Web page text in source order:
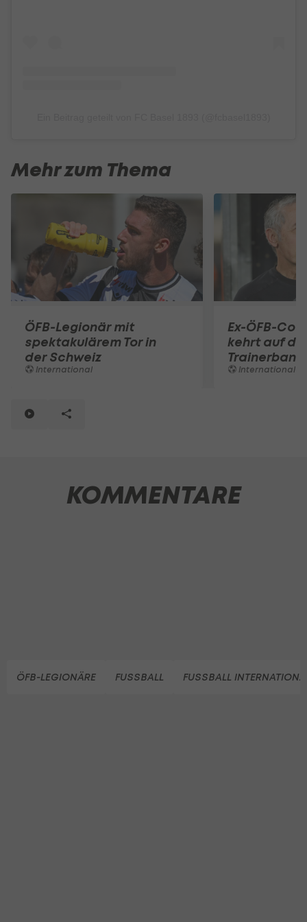
Mehr zum Thema
ÖFB-Legionär mit
spektakulärem Tor in
der Schweiz
International
Ex-ÖFB-
kehrt auf die
Trainerbank
International
KOMMENTARE
ÖFB-LEGIONÄRE FUSSBALL FUSSBALL